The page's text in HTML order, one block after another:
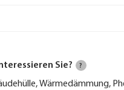
Sie? ?
Wärmedämmung,